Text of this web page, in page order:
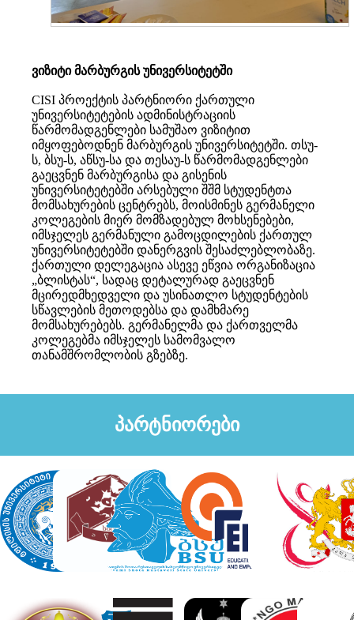
ვიზიტი მარბურგის უნივერსიტეტში
CISI პროექტის პარტნიორი ქართული
უნივერსიტეტების ადმინისტრაციის
წარმომადგენლები სამუშაო ვიზიტით
იმყოფებოდნენ მარბურგის უნივერსიტეტში. თსუ-
ს, ბსუ-ს, აწსუ-სა და თესაუ-ს წარმომადგენლები
გაეცვნენ მარბურგისა და გისენის
უნივერსიტეტებში არსებული შშმ სტუდენტთა
მომსახურების ცენტრებს, მოისმინეს გერმანელი
კოლეგების მიერ მომზადებულ მოხსენებები,
იმსჯელეს გერმანული გამოცდილების ქართულ
უნივერსიტეტებში დანერგვის შესაძლებლობაზე.
ქართული დელეგაცია ასევე ეწვია ორგანიზაცია
„ბლისტას“, სადაც დეტალურად გაეცვნენ
მცირედმხედველი და უსინათლო სტუდენტების
სწავლების მეთოდებსა და დამხმარე
მომსახურებებს. გერმანელმა და ქართველმა
კოლეგებმა იმსჯელეს სამომვალო
თანამშრომლობის გზებზე.
პარტნიორები